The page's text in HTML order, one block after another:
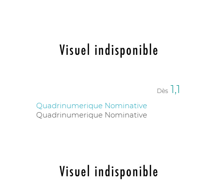
Dès 1,1
Quadrinumerique Nominative
Quadrinumerique Nominative